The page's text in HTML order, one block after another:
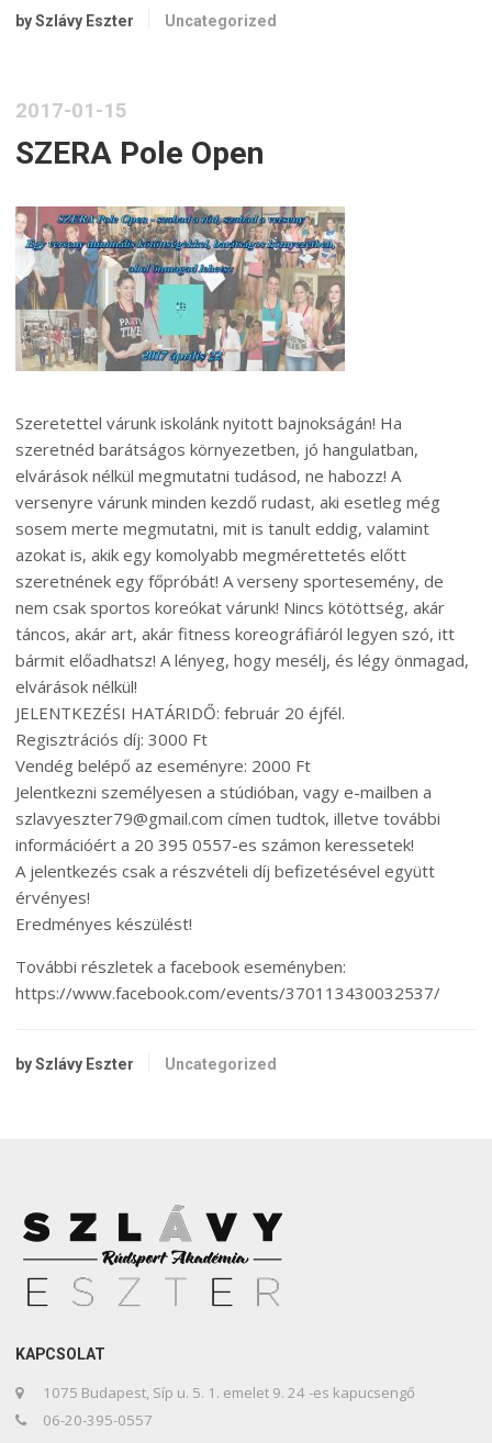
by Szlávy Eszter Uncategorized
2017-01-15
SZERA Pole Open
Szeretettel várunk iskolánk nyitott bajnokságán! Ha
szeretnéd barátságos környezetben, jó hangulatban,
elvárások nélkül megmutatni tudásod, ne habozz! A
versenyre várunk minden kezdő rudast, aki esetleg még
sosem merte megmutatni, mit is tanult eddig, valamint
azokat is, akik egy komolyabb megmérettetés előtt
szeretnének egy főpróbát! A verseny sportesemény, de
nem csak sportos koreókat várunk! Nincs kötöttség, akár
táncos, akár art, akár fitness koreográfiáról legyen szó, itt
bármit előadhatsz! A lényeg, hogy mesélj, és légy önmagad,
elvárások nélkül!
JELENTKEZÉSI HATÁRIDŐ: február 20 éjfél.
Regisztrációs díj: 3000 Ft
Vendég belépő az eseményre: 2000 Ft
Jelentkezni személyesen a stúdióban, vagy e-mailben a
szlavyeszter79@gmail.com címen tudtok, illetve további
információért a 20 395 0557-es számon keressetek!
A jelentkezés csak a részvételi díj befizetésével együtt
érvényes!
Eredményes készülést!
További részletek a facebook eseményben:
https://www.facebook.com/events/370113430032537/
by Szlávy Eszter Uncategorized
KAPCSOLAT
1075 Budapest, Síp u. 5. 1. emelet 9. 24 -es kapucsengő
06-20-395-0557